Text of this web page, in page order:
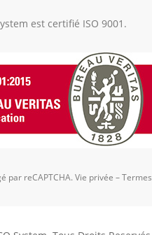
est certifié ISO 9001.
par reCAPTCHA. Vie privée –Termes